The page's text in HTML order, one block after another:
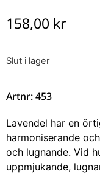
158,00 kr
Slut i lager
Artnr: 453
Lavendel har en
harmoniserande
och lugnande. Vid
uppmjukande,